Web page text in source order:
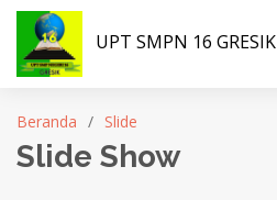
UPT SMPN 16 GRESIK
Beranda Slide
Slide Show